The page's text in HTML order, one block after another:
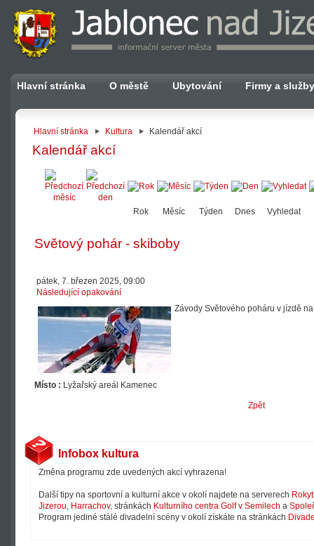
Hlavní stránka O městě Ubytování Firmy a služby
Hlavní stránka Kultura Kalendář akcí
Kalendář akcí
Rok Měsíc Týden Dnes Vyhledat
Světový pohár - skiboby
pátek, 7. březen 2025, 09:00
Následující opakování
Závody Světového poháru v jízdě
Místo : Lyžařský areál Kamenec
Zpět
Infobox kultura
Změna programu zde uvedených akcí vyhrazena!
Další tipy na sportovní a kulturní akce v okolí najdete na serverech
Jizerou, Harrachov, stránkách Kulturního centra Golf v Semilech a
Program jediné stálé divadelní scény v okolí získáte na stránkách